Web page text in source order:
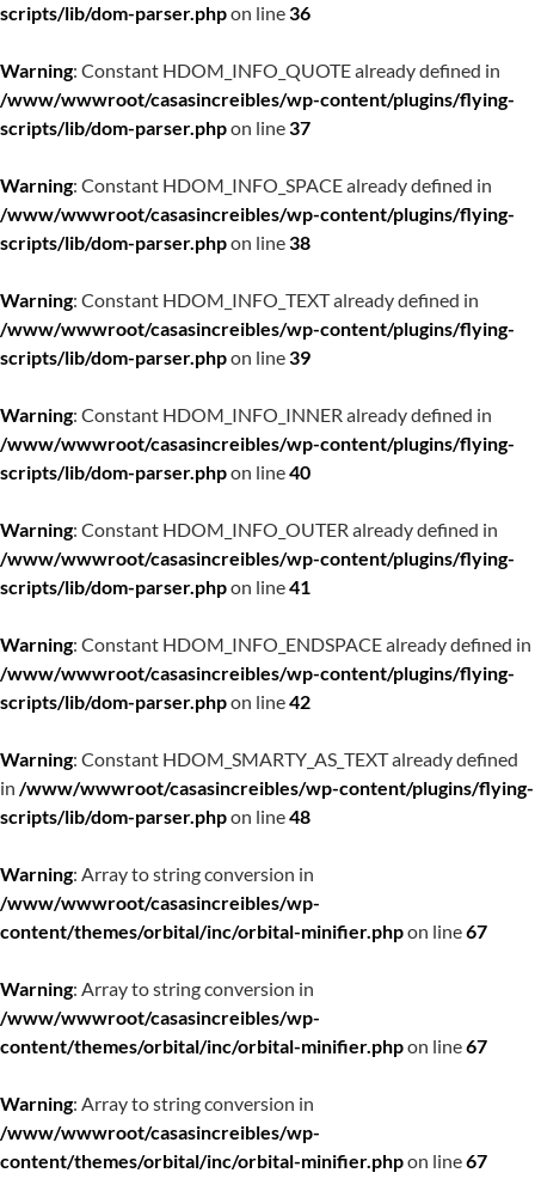
scripts/lib/dom-parser.phpon line36
Warning: Constant HDOM_INFO_QUOTE already defined in
/www/wwwroot/casasincreibles/wp-content/plugins/flying-
scripts/lib/dom-parser.phpon line37
Warning: Constant HDOM_INFO_SPACE already defined in
/www/wwwroot/casasincreibles/wp-content/plugins/flying-
scripts/lib/dom-parser.phpon line38
Warning: Constant HDOM_INFO_TEXT already defined in
/www/wwwroot/casasincreibles/wp-content/plugins/flying-
scripts/lib/dom-parser.phpon line39
Warning: Constant HDOM_INFO_INNER already defined in
/www/wwwroot/casasincreibles/wp-content/plugins/flying-
scripts/lib/dom-parser.phpon line40
Warning: Constant HDOM_INFO_OUTER already defined in
/www/wwwroot/casasincreibles/wp-content/plugins/flying-
scripts/lib/dom-parser.phpon line41
Warning: Constant HDOM_INFO_ENDSPACE already defined in
/www/wwwroot/casasincreibles/wp-content/plugins/flying-
scripts/lib/dom-parser.phpon line42
Warning: Constant HDOM_SMARTY_AS_TEXT already defined
in /www/wwwroot/casasincreibles/wp-content/plugins/flying-
scripts/lib/dom-parser.phpon line48
Warning: Array to string conversion in
/www/wwwroot/casasincreibles/wp-
content/themes/orbital/inc/orbital-minifier.phpon line67
Warning: Array to string conversion in
/www/wwwroot/casasincreibles/wp-
content/themes/orbital/inc/orbital-minifier.phpon line67
Warning: Array to string conversion in
/www/wwwroot/casasincreibles/wp-
content/themes/orbital/inc/orbital-minifier.phpon line67